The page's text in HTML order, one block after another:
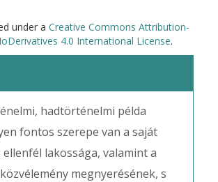
under a Creative Commons Attribution-
4.0 International License.
hadtörténelmi példa
fontos szerepe van a saját
ellenfél lakossága, valamint a
megnyerésének, s